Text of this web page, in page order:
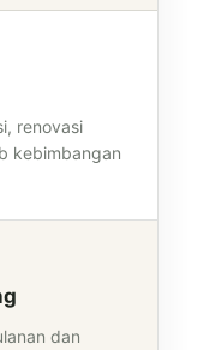
renovasi
kebimbangan
dan